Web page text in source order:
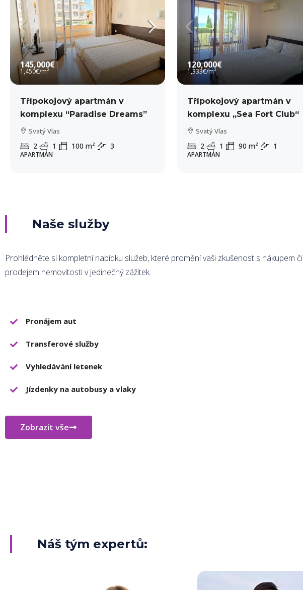
145,000€
1,450€/m²
Třípokojový apartmán v
komplexu “Paradise Dreams”
Svatý Vlas
2 1 100 m² 3
APARTMÁN
120,000€
1,333€/m²
Třípokojový apartmán v
komplexu „Sea Fort Club“
Svatý Vlas
2 1 90 m² 1
APARTMÁN
Naše služby
Prohlédněte si kompletní nabídku služeb, které promění vaši zkušenost s nákupem či
prodejem nemovitosti v jedinečný zážitek.
Pronájem aut
Transferové služby
Vyhledávání letenek
Jízdenky na autobusy a vlaky
Zobrazit vše
Náš tým expertů: